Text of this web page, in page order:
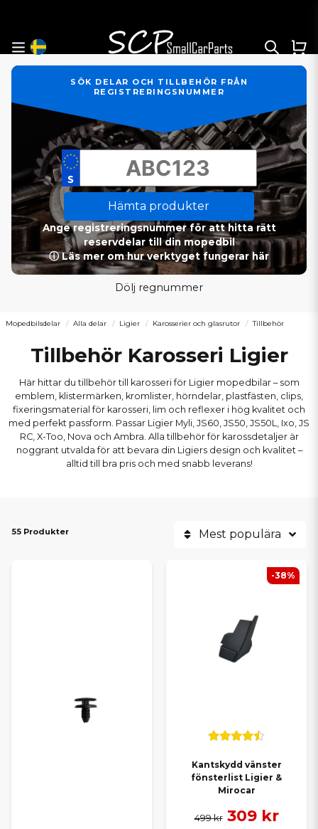
SÖK DELAR OCH TILLBEHÖR FRÅN
REGISTRERINGSNUMMER
Hämta produkter
Ange registreringsnummer för att hitta rätt
reservdelar till din mopedbil
ⓘ Läs mer om hur verktyget fungerar här
Dölj regnummer
Mopedbilsdelar Alla delar Ligier Karosserier och glasrutor Tillbehör
Tillbehör Karosseri Ligier
Här hittar du tillbehör till karosseri för Ligier mopedbilar – som
emblem, klistermärken, kromlister, hörndelar, plastfästen, clips,
fixeringsmaterial för karosseri, lim och reflexer i hög kvalitet och
med perfekt passform. Passar Ligier Myli, JS60, JS50, JS50L, Ixo, JS
RC, X-Too, Nova och Ambra. Alla tillbehör för karossdetaljer är
noggrant utvalda för att bevara din Ligiers design och kvalitet –
alltid till bra pris och med snabb leverans!
55 Produkter Mest populära
Kantskydd vänster
fönsterlist Ligier &
Mirocar
499 kr 309 kr
-38%